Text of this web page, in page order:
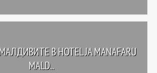
В HOTEL JA MANAFARU
MALD...